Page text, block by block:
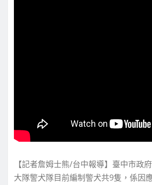
【記者詹姆士熊/台中報導】臺中市政
大隊警犬隊目前編制警犬共9隻，係因